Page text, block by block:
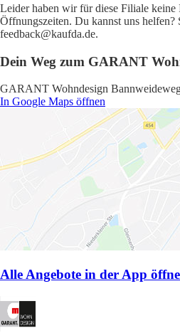
Leider haben wir für diese Filiale keine
Öffnungszeiten. Du kannst uns helfen?
feedback@kaufda.de.
Dein Weg zum GARANT
GARANT Wohndesign
In Google Maps öffnen
Alle Angebote in der App